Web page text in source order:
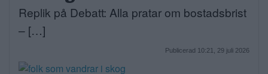
Replik på Debatt: Alla pratar om bostadsbrist
– […]
Publicerad 10:21, 29 juli 2026